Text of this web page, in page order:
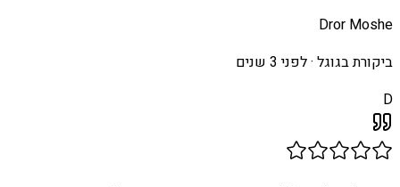
Dror Moshe
ביקורת בגוגל ·לפני 3 שנים
D